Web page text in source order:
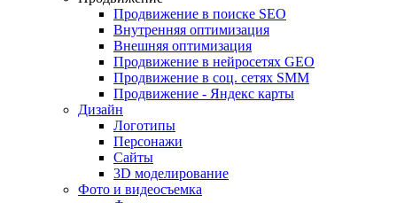
Продвижение в поиске SEO
Внутренняя оптимизация
Внешняя оптимизация
Продвижение в нейросетях GEO
Продвижение в соц. сетях SMM
Продвижение - Яндекс карты
Дизайн
Логотипы
Персонажи
Сайты
3D моделирование
Фото и видеосъемка